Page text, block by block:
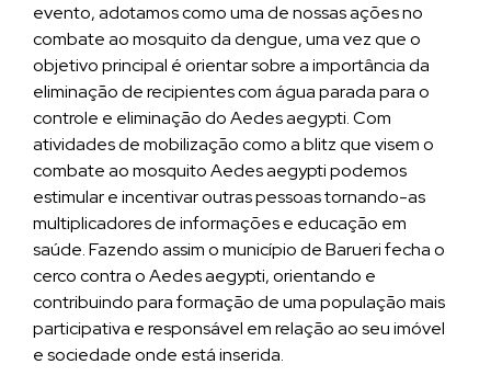
evento, adotamos como uma de nossas ações no
combate ao mosquito da dengue, uma vez que o
objetivo principal é orientar sobre a importância da
eliminação de recipientes com água parada para o
controle e eliminação do Aedes aegypti. Com
atividades de mobilização como a blitz que visem o
combate ao mosquito Aedes aegypti podemos
estimular e incentivar outras pessoas tornando-as
multiplicadores de informações e educação em
saúde. Fazendo assim o município de Barueri fecha o
cerco contra o Aedes aegypti, orientando e
contribuindo para formação de uma população mais
participativa e responsável em relação ao seu imóvel
e sociedade onde está inserida.